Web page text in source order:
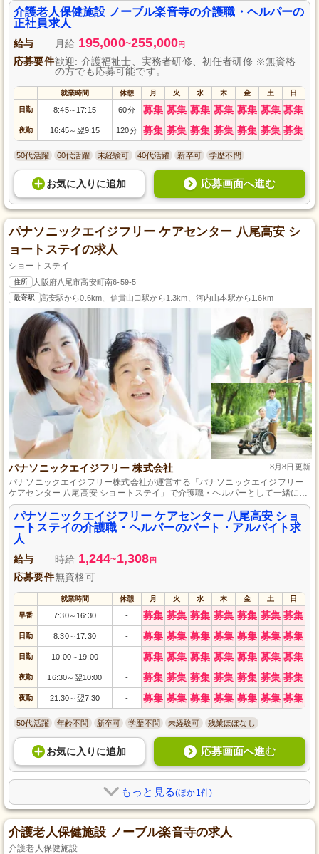
ば、あなたの成長をサポートします。安定した収入と福利厚生、職員同士の
チームビルディングで、安心して働ける環境が整っています。お年寄りの笑
顔に寄り添いながら、やりがいのある仕事を一緒に始めましょう。
介護老人保健施設 ノーブル楽音寺の介護職・ヘルパーの
正社員求人
給与 月給 195,000~255,000円
応募要件歓迎: 介護福祉士、実務者研修、初任者研修 ※無資格
の方でも応募可能です。
就業時間 休憩 月 火 水 木 金 土 日
日勤 8:45～ 17:15 60分 募集 募集 募集 募集 募集 募集 募集
夜勤 16:45～ 翌9:15 120分 募集 募集 募集 募集 募集 募集 募集
50代活躍 60代活躍 未経験可 40代活躍 新卒可 学歴不問
お気に入り に追加 応募画面へ進む
パナソニックエイジフリー ケアセンター 八尾高安 シ
ョートステイの求人
ショートステイ
住所 大阪府八尾市高安町南6-59-5
最寄駅 高安駅から0.6km、信貴山口駅から1.3km、河内山本駅から1.6km
パナソニックエイジフリー 株式会社 8月8日更新
パナソニックエイジフリー株式会社が運営する「パナソニックエイジフリー
ケアセンター 八尾高安 ショートステイ」で介護職・ヘルパーとして一緒に働
きませんか？勤務地は大阪府八尾市です。パート・アルバイトの形態で、や
りがいのある職場環境が整っています。未経験の方も大歓迎、一緒に明るい
未来を作りましょう！必要資格や経験は問いません。あなたの力をぜひお貸
しください。ご応募お待ちしております。
パナソニックエイジフリー ケアセンター 八尾高安 ショ
ートステイの介護職・ヘルパーのパート・アルバイト求
人
給与 時給 1,244~1,308 円
応募要件無資格可
就業時間 休憩 月 火 水 木 金 土 日
早番 7:30～ 16:30 - 募集 募集 募集 募集 募集 募集 募集
日勤 8:30～ 17:30 - 募集 募集 募集 募集 募集 募集 募集
日勤 10:00～ 19:00 - 募集 募集 募集 募集 募集 募集 募集
夜勤 16:30～ 翌10:00 - 募集 募集 募集 募集 募集 募集 募集
夜勤 21:30～ 翌7:30 - 募集 募集 募集 募集 募集 募集 募集
50代活躍 年齢不問 新卒可 学歴不問 未経験可 残業ほぼなし
お気に入り に追加 応募画面へ進む
もっと見る(ほか1件)
介護老人保健施設 ノーブル楽音寺の求人
介護老人保健施設